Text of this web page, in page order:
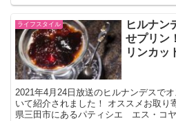
ライフスタイル
ヒルナン
せプリン
リンカッ
2021年4月24日放送のヒルナンデスで
いて紹介されました！ オススメお取り
県三田市にあるパティシエ エス・コ